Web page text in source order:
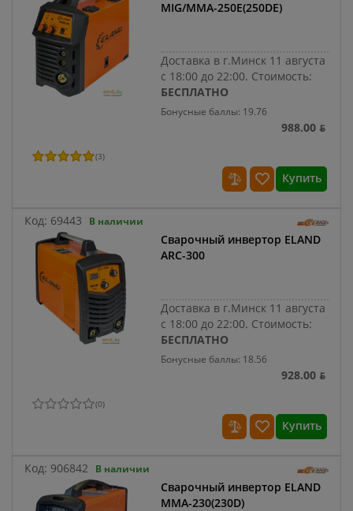
MIG/MMA-250E(250DE)
Доставка в г.Минск 11 августа
с 18:00 до 22:00. Стоимость:
БЕСПЛАТНО
Бонусные баллы: 19.76
988.00 ƃ
(3)
Купить
Код: 69443 В наличии
Сварочный инвертор ELAND
ARC-300
Доставка в г.Минск 11 августа
с 18:00 до 22:00. Стоимость:
БЕСПЛАТНО
Бонусные баллы: 18.56
928.00 ƃ
(0)
Купить
Код: 906842 В наличии
Сварочный инвертор ELAND
MMA-230(230D)